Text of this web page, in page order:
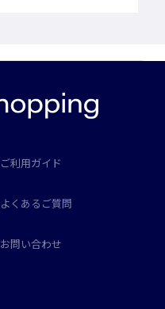
ご利用ガイド
よくあるご質問
お問い合わせ